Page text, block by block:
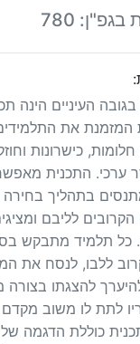
780
העיניים הינה
המזמנת את
כישרונות
ערכי. התכנית
בתהליך
לליבם
כל תלמיד מתבקש
ללבו, לנסח את
להצגתו בצורה
לתת לו משוב מקדם
כוללת הדגמה